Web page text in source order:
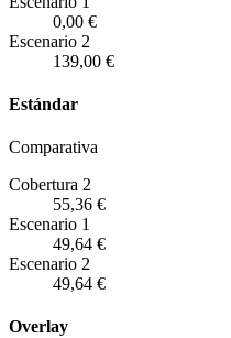
0,00 €
Escenario 2
139,00 €
Estándar
Comparativa
Cobertura 2
55,36 €
Escenario 1
49,64 €
Escenario 2
49,64 €
Overlay